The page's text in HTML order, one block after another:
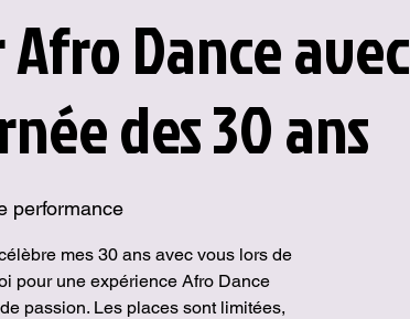
Dance avec
des 30 ans
performance
mes 30 ans avec vous lors de
pour une expérience Afro Dance
passion. Les places sont limitées,